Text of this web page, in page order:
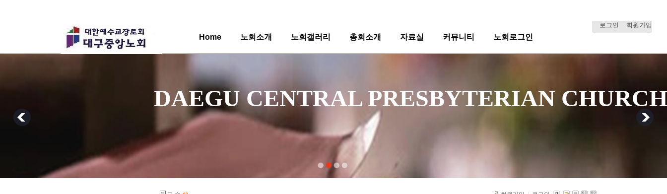
회원가입
로그인
Home 노회소개 노회갤러리 총회소개 자료실 커뮤니티 노회로그인
               DAEGU CENTRAL PRESBYTERIAN CHURCH
               DAEGU CENTRAL PRESBYTERIAN CHURCH